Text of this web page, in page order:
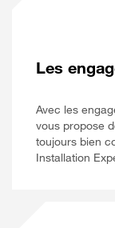
Les
Avec les
vous propose
toujours bien
Installation